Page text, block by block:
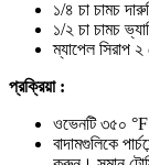
১/৪ চা চামচ
১/২ চা চামচ
ম্যাপেল সিরাপ ২
প্রক্রিয়া :
ওভেনটি ৩৫০
বাদামগুলিকে